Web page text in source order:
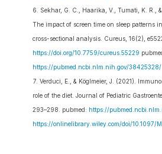
Sekhar, G. C., Haarika, V., Tumati, K. R.,
The impact of screen time on sleep patterns
cross-sectional analysis. Cureus, 16(2),
https://doi.org/10.7759/cureus.55229
https://pubmed.ncbi.nlm.nih.gov/38425328/
Verduci, E., & Köglmeier, J. (2021).
role of the diet. Journal of Pediatric
293–298. pubmed: https://
https://onlinelibrary.wiley.com/doi/10.1097/